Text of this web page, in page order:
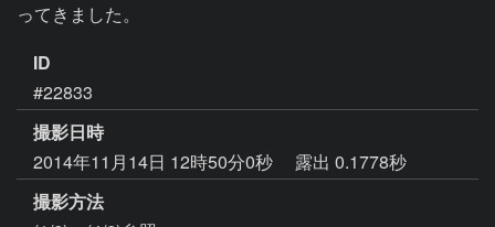
ってきました。
ID
#22833
撮影日時
2014年11月14日 12時50分0秒
露出 0.1778秒
撮影方法